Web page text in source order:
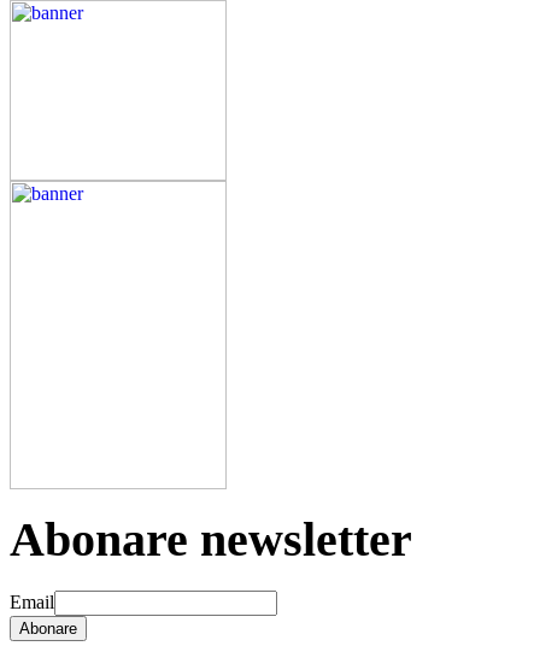
Abonare newsletter
Email
Abonare